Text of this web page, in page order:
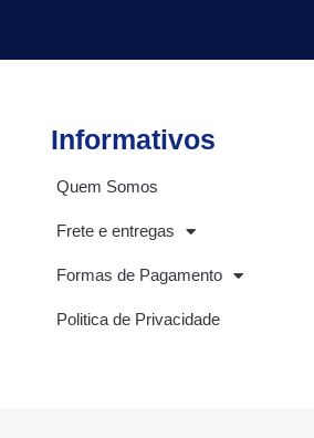
Informativos
Quem Somos
Frete e entregas
Formas de Pagamento
Politica de Privacidade